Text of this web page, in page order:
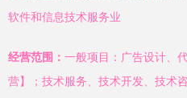
软件和信息技术服务业
经营范围： 一般项目：广告设计、
营】；技术服务、技术开发、技术